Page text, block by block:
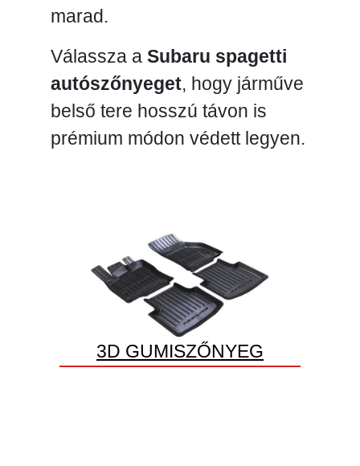
marad.
Válassza a Subaru spagetti
autószőnyeget, hogy járműve
belső tere hosszú távon is
prémium módon védett legyen.
3D GUMISZŐNYEG